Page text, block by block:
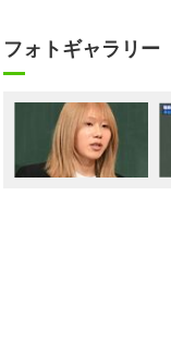
フォトギャラリー